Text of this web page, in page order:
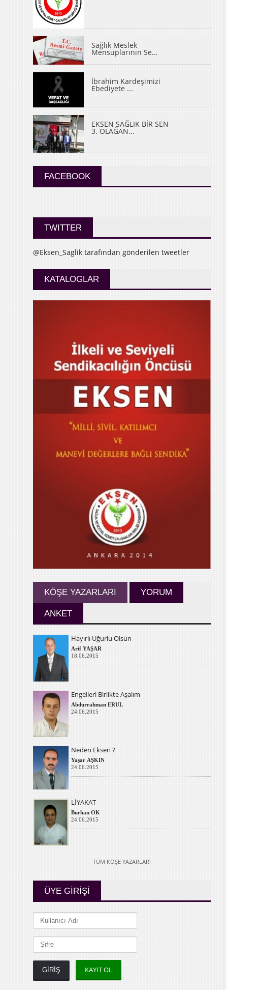
Sağlık Meslek
Mensuplarının Se...
İbrahim Kardeşimizi
Ebediyete ...
EKSEN SAĞLIK BİR SEN
3. OLAĞAN...
FACEBOOK
TWITTER
@Eksen_Saglik tarafından gönderilen tweetler
KATALOGLAR
KÖŞE YAZARLARI YORUM
ANKET
Hayırlı Uğurlu Olsun
Arif YAŞAR
18.06.2015
Engelleri Birlikte Aşalım
Abdurrahman ERUL
24.06.2015
Neden Eksen ?
Yaşar AŞKIN
24.06.2015
LİYAKAT
Burhan OK
24.06.2015
TÜM KÖŞE YAZARLARI
ÜYE GİRİŞİ
KAYIT OL